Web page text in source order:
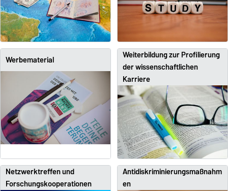
Werbematerial
Weiterbildung zur Profilierung
der wissenschaftlichen
Karriere
Netzwerktreffen und
Forschungskooperationen
Antidiskriminierungsmaßnahm
en